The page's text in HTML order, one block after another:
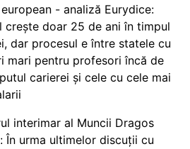
- analiză Eurydice:
crește doar 25 de ani în timpul
dar procesul e între statele cu
mari pentru profesori încă de
carierei și cele cu cele mai
interimar al Muncii Dragos
În urma ultimelor discuții cu